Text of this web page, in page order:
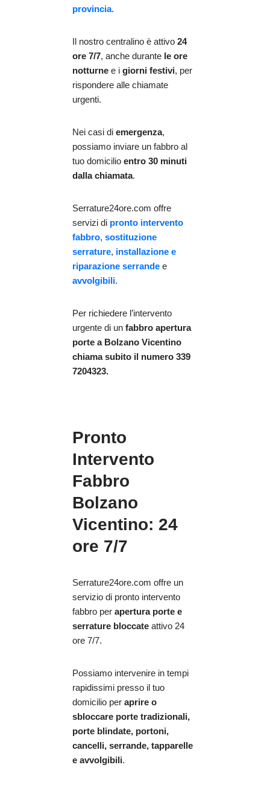
provincia.
Il nostro centralino è attivo 24
ore 7/7, anche durante le ore
notturne e i giorni festivi, per
rispondere alle chiamate
urgenti.
Nei casi di emergenza,
possiamo inviare un fabbro al
tuo domicilio entro 30 minuti
dalla chiamata.
Serrature24ore.com offre
servizi di pronto intervento
fabbro, sostituzione
serrature, installazione e
riparazione serrande e
avvolgibili.
Per richiedere l’intervento
urgente di un fabbro apertura
porte a Bolzano Vicentino
chiama subito il numero 339
7204323.
Pronto
Intervento
Fabbro
Bolzano
Vicentino: 24
ore 7/7
Serrature24ore.com offre un
servizio di pronto intervento
fabbro per apertura porte e
serrature bloccate attivo 24
ore 7/7.
Possiamo intervenire in tempi
rapidissimi presso il tuo
domicilio per aprire o
sbloccare porte tradizionali,
porte blindate, portoni,
cancelli, serrande, tapparelle
e avvolgibili.